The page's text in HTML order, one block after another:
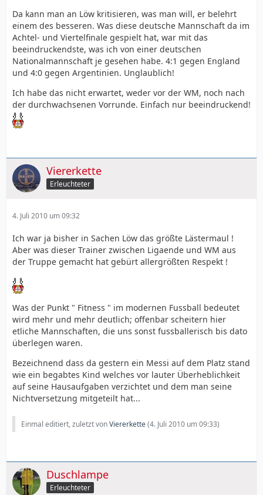
Da kann man an Löw kritisieren, was man will, er belehrt
einem des besseren. Was diese deutsche Mannschaft da im
Achtel- und Viertelfinale gespielt hat, war mit das
beeindruckendste, was ich von einer deutschen
Nationalmannschaft je gesehen habe. 4:1 gegen England
und 4:0 gegen Argentinien. Unglaublich!
Ich habe das nicht erwartet, weder vor der WM, noch nach
der durchwachsenen Vorrunde. Einfach nur beeindruckend!
Viererkette
Erleuchteter
4. Juli 2010 um 09:32
Ich war ja bisher in Sachen Löw das größte Lästermaul !
Aber was dieser Trainer zwischen Ligaende und WM aus
der Truppe gemacht hat gebürt allergrößten Respekt !
Was der Punkt " Fitness " im modernen Fussball bedeutet
wird mehr und mehr deutlich; offenbar scheitern hier
etliche Mannschaften, die uns sonst fussballerisch bis dato
überlegen waren.
Bezeichnend dass da gestern ein Messi auf dem Platz stand
wie ein begabtes Kind welches vor lauter Überheblichkeit
auf seine Hausaufgaben verzichtet und dem man seine
Nichtversetzung mitgeteilt hat...
Einmal editiert, zuletzt vonViererkette(4. Juli 2010 um 09:33)
Duschlampe
Erleuchteter